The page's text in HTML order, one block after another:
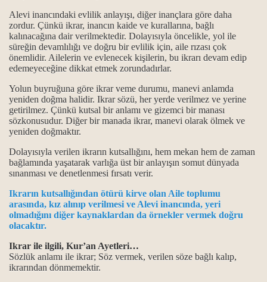
Alevi inancındaki evlilik anlayışı, diğer inançlara göre daha
zordur. Çünkü ikrar, inancın kaide ve kurallarına, bağlı
kalınacağına dair verilmektedir. Dolayısıyla öncelikle, yol ile
süreğin devamlılığı ve doğru bir evlilik için, aile rızası çok
önemlidir. Ailelerin ve evlenecek kişilerin, bu ikrarı devam edip
edemeyeceğine dikkat etmek zorundadırlar.
Yolun buyruğuna göre ikrar veme durumu, manevi anlamda
yeniden doğma halidir. Ikrar sözü, her yerde verilmez ve yerine
getirilmez. Çünkü kutsal bir anlamı ve gizemci bir manası
sözkonusudur. Diğer bir manada ikrar, manevi olarak ölmek ve
yeniden doğmaktır.
Dolayısıyla verilen ikrarın kutsallığını, hem mekan hem de zaman
bağlamında yaşatarak varlığa üst bir anlayışın somut dünyada
sınanması ve denetlenmesi fırsatı verir.
Ikrarın kutsallığından ötürü kirve olan Aile toplumu
arasında, kız alınıp verilmesi ve Alevi inancında, yeri
olmadığını diğer kaynaklardan da örnekler vermek doğru
olacaktır.
Ikrar ile ilgili, Kur’an Ayetleri…
Sözlük anlamı ile ikrar; Söz vermek, verilen söze bağlı kalıp,
ikrarından dönmemektir.
kavramları
manaları...
en güzel ibadet